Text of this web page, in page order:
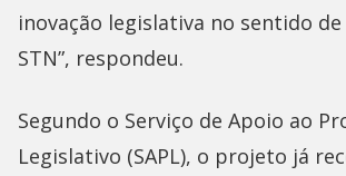
inovação legislativa no sentido
STN”, respondeu.
Segundo o Serviço de Apoio ao
Legislativo (SAPL), o projeto já